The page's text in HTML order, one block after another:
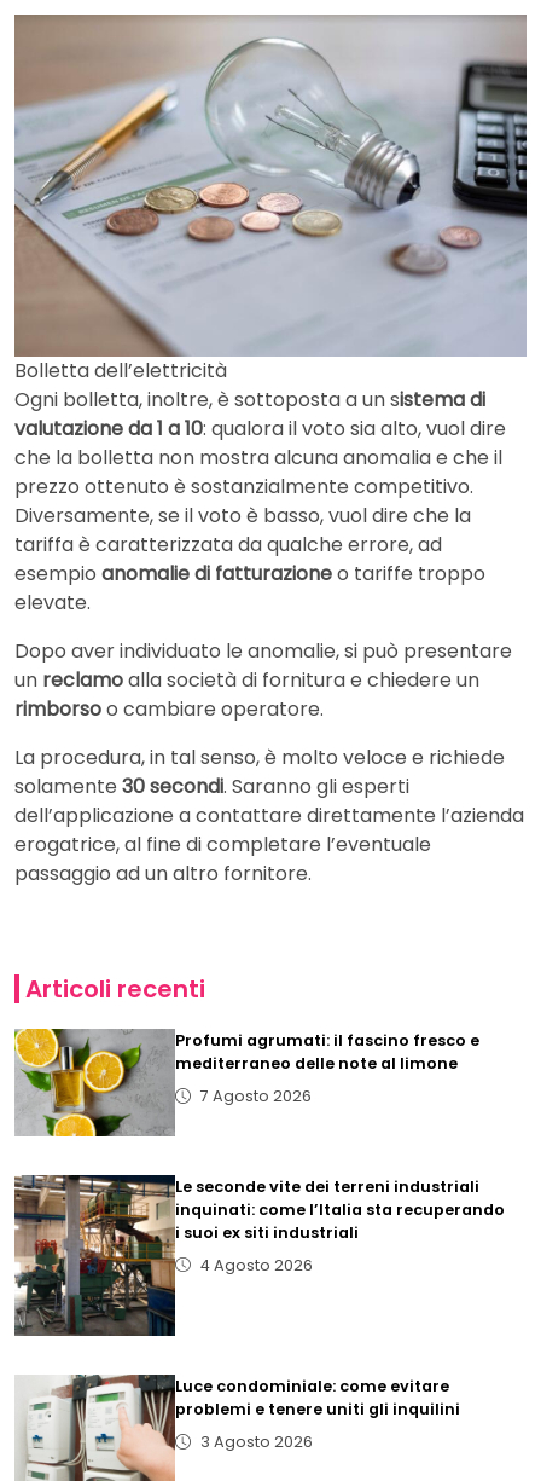
Bolletta dell’elettricità
Ogni bolletta, inoltre, è sottoposta a un sistema di
valutazione da 1 a 10: qualora il voto sia alto, vuol dire
che la bolletta non mostra alcuna anomalia e che il
prezzo ottenuto è sostanzialmente competitivo.
Diversamente, se il voto è basso, vuol dire che la
tariffa è caratterizzata da qualche errore, ad
esempio anomalie di fatturazioneo tariffe troppo
elevate.
Dopo aver individuato le anomalie, si può presentare
un reclamoalla società di fornitura e chiedere un
rimborsoo cambiare operatore.
La procedura, in tal senso, è molto veloce e richiede
solamente 30 secondi. Saranno gli esperti
dell’applicazione a contattare direttamente l’azienda
erogatrice, al fine di completare l’eventuale
passaggio ad un altro fornitore.
Articoli recenti
Profumi agrumati: il fascino fresco e
mediterraneo delle note al limone
7 Agosto 2026
Le seconde vite dei terreni industriali
inquinati: come l’Italia sta recuperando
i suoi ex siti industriali
4 Agosto 2026
Luce condominiale: come evitare
problemi e tenere uniti gli inquilini
3 Agosto 2026